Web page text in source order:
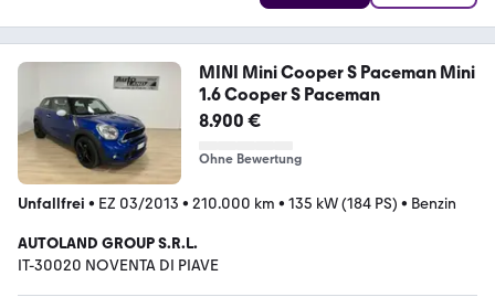
MINI Mini Cooper S Paceman Mini
1.6 Cooper S Paceman
8.900 €
Ohne Bewertung
Unfallfrei • EZ 03/2013 • 210.000 km • 135 kW (184 PS) • Benzin
AUTOLAND GROUP S.R.L.
IT-30020 NOVENTA DI PIAVE